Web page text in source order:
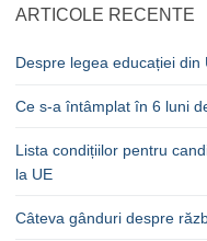
ARTICOLE RECENTE
Despre legea educației din
Ce s-a întâmplat în 6 luni
Lista condițiilor pentru
la UE
Câteva gânduri despre